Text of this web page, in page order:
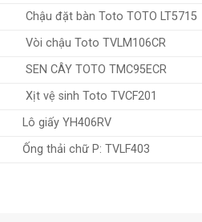
Chậu đặt bàn Toto TOTO LT5715
Vòi chậu Toto TVLM106CR
SEN CÂY TOTO TMC95ECR
Xịt vệ sinh Toto TVCF201
Lô giấy YH406RV
Ống thải chữ P: TVLF403